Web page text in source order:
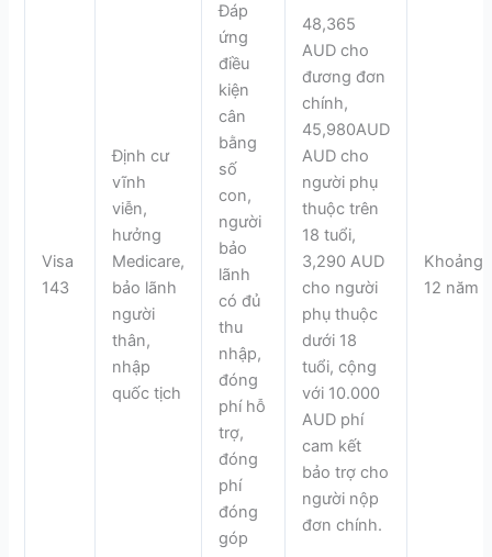
Visa
143
Định cư
vĩnh
viễn,
hưởng
Medicare,
bảo lãnh
người
thân,
nhập
quốc tịch
Đáp
ứng
điều
kiện
cân
bằng
số
con,
người
bảo
lãnh
có đủ
thu
nhập,
đóng
phí hỗ
trợ,
đóng
phí
đóng
góp
48,365
AUD cho
đương đơn
chính,
45,980AUD
AUD cho
người phụ
thuộc trên
18 tuổi,
3,290 AUD
cho người
phụ thuộc
dưới 18
tuổi, cộng
với 10.000
AUD phí
cam kết
bảo trợ cho
người nộp
đơn chính.
Khoảng
12 năm